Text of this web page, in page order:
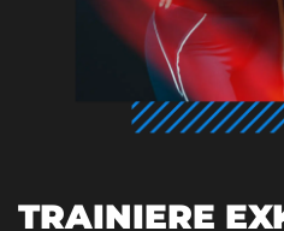
TRAINIERE